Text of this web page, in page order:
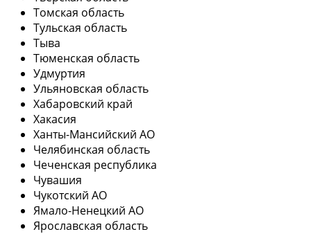
Томская область
Тульская область
Тыва
Тюменская область
Удмуртия
Ульяновская область
Хабаровский край
Хакасия
Ханты-Мансийский АО
Челябинская область
Чеченская республика
Чувашия
Чукотский АО
Ямало-Ненецкий АО
Ярославская область